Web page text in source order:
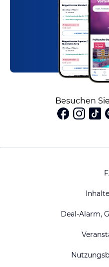
Besuchen
Deal-Alarm,